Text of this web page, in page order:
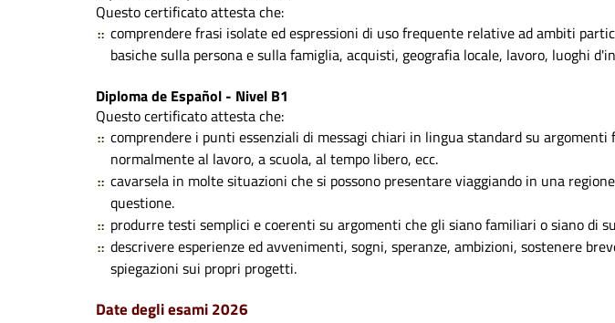
Questo certificato attesta che:
comprendere frasi isolate ed espressioni di uso frequente relative ad ambiti
basiche sulla persona e sulla famiglia, acquisti, geografia locale, lavoro, luoghi
Diploma de Español - Nivel B1
Questo certificato attesta che:
comprendere i punti essenziali di messagi chiari in lingua standard su
normalmente al lavoro, a scuola, al tempo libero, ecc.
cavarsela in molte situazioni che si possono presentare viaggiando in una
questione.
produrre testi semplici e coerenti su argomenti che gli siano familiari o siano di
descrivere esperienze ed avvenimenti, sogni, speranze, ambizioni, sostenere
spiegazioni sui propri progetti.
Date degli esami 2026